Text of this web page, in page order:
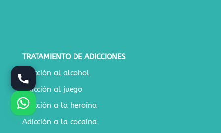
TRATAMIENTO DE ADICCIONES
Adicción al alcohol
Adicción al juego
Adicción a la heroína
Adicción a la cocaína